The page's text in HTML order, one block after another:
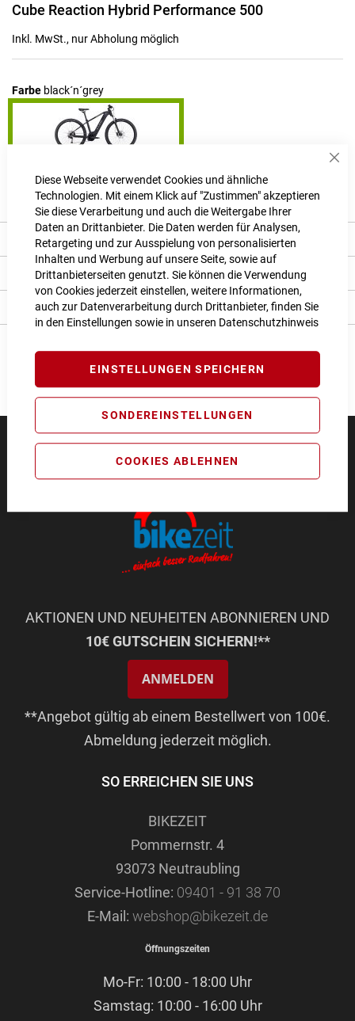
Diese Webseite verwendet Cookies und ähnliche
Technologien. Mit einem Klick auf "Zustimmen" akzeptieren
Sie diese Verarbeitung und auch die Weitergabe Ihrer
Daten an Drittanbieter. Die Daten werden für Analysen,
Retargeting und zur Ausspielung von personalisierten
Inhalten und Werbung auf unsere Seite, sowie auf
Drittanbieterseiten genutzt. Sie können die Verwendung
von Cookies jederzeit einstellen, weitere Informationen,
auch zur Datenverarbeitung durch Drittanbieter, finden Sie
in den Einstellungen sowie in unseren Datenschutzhinweis
EINSTELLUNGEN SPEICHERN
SONDEREINSTELLUNGEN
COOKIES ABLEHNEN
Zum
der
Cube Reaction Hybrid Performance 500
Inkl. MwSt., nur Abholung möglich
Farbe black´n´grey
Produktanfrage stellen
Produkt Details
Bewertungen
Angaben zur Produktsicherheit
AKTIONEN UND NEUHEITEN ABONNIEREN UND
10€ GUTSCHEIN SICHERN!**
ANMELDEN
**Angebot gültig ab einem Bestellwert von 100€.
Abmeldung jederzeit möglich.
SO ERREICHEN SIE UNS
BIKEZEIT
Pommernstr. 4
93073 Neutraubling
Service-Hotline: 09401 - 91 38 70
E-Mail: webshop@bikezeit.de
Öffnungszeiten
Mo-Fr: 10:00 - 18:00 Uhr
Samstag: 10:00 - 16:00 Uhr